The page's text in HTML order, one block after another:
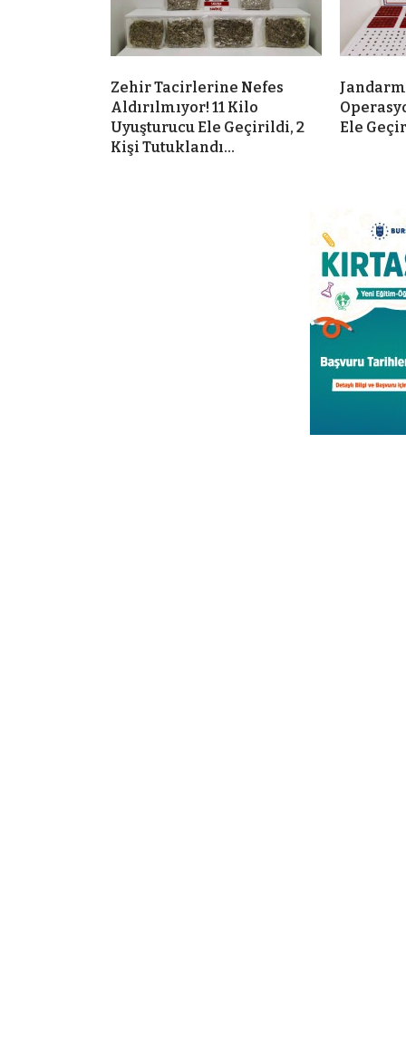
Zehir Tacirlerine Nefes
Aldırılmıyor! 11 Kilo
Uyuşturucu Ele Geçirildi, 2
Kişi Tutuklandı…
Ele